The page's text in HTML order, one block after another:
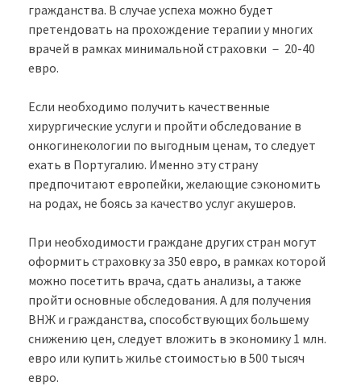
гражданства. В случае успеха можно будет
претендовать на прохождение терапии у многих
врачей в рамках минимальной страховки － 20-40
евро.
Если необходимо получить качественные
хирургические услуги и пройти обследование в
онкогинекологии по выгодным ценам, то следует
ехать в Португалию. Именно эту страну
предпочитают европейки, желающие сэкономить
на родах, не боясь за качество услуг акушеров.
При необходимости граждане других стран могут
оформить страховку за 350 евро, в рамках которой
можно посетить врача, сдать анализы, а также
пройти основные обследования. А для получения
ВНЖ и гражданства, способствующих большему
снижению цен, следует вложить в экономику 1 млн.
евро или купить жилье стоимостью в 500 тысяч
евро.